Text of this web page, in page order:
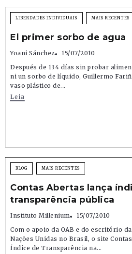
LIBERDADES INDIVIDUAIS MAIS RECENTES
El primer sorbo de agua
Yoani Sánchez
15/07/2010
Después de 134 días sin probar
ni un sorbo de líquido, Guillermo
vaso plástico de...
Leia
BLOG MAIS RECENTES
Contas Abertas lança
transparência pública
Instituto Millenium
15/07/2010
Com o apoio da OAB e do escritório
Nações Unidas no Brasil, o site
Índice de Transparência na...